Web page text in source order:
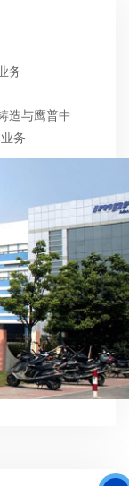
务
造与鹰普中
务